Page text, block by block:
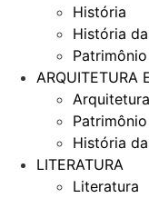
História
História
ARQUITETURA
História
LITERATURA
Literatura